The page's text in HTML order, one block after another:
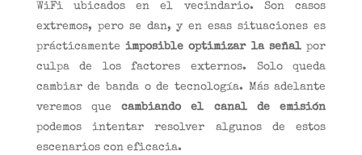
WiFi ubicados en el vecindario. Son casos
extremos, pero se dan, y en esas situaciones es
prácticamenteimposible optimizar la señalpor
culpa de los factores externos. Solo queda
cambiar de banda o de tecnología. Más adelante
veremos quecambiando el canal de emisión
podemos intentar resolver algunos de estos
escenarios con eficacia.